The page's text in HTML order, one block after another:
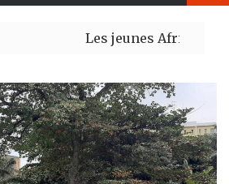
Les jeunes Africains
Réforme électorale en Côte
Bénin : Patrice Talon élu
Aliko Dangote et Mark Carney